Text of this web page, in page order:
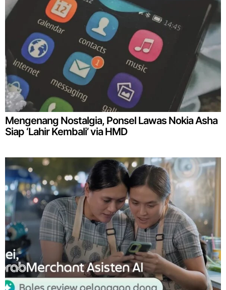
Mengenang Nostalgia, Ponsel Lawas Nokia Asha
Siap ‘Lahir Kembali’ via HMD